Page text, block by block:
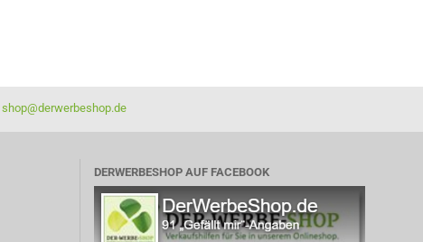
shop@derwerbeshop.de
DERWERBESHOP AUF FACEBOOK